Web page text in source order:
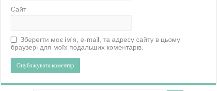
Сайт
Зберегти моє ім'я, e-mail, та адресу сайту в цьому
браузері для моїх подальших коментарів.